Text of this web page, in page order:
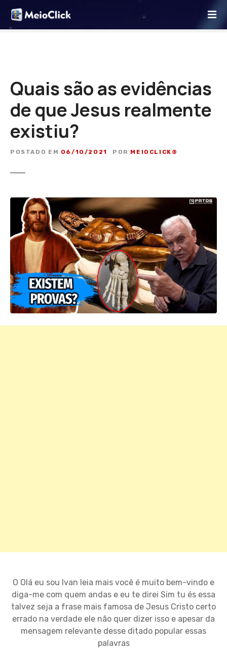
p
Quais são as evidências
de que Jesus realmente
existiu?
POSTADO EM 06/10/2021 POR MEIOCLICK®
O Olá eu sou Ivan leia mais você é muito bem-vindo e
diga-me com quem andas e eu te direi Sim tu és essa
talvez seja a frase mais famosa de Jesus Cristo certo
errado na verdade ele não quer dizer isso e apesar da
mensagem relevante desse ditado popular essas
palavras